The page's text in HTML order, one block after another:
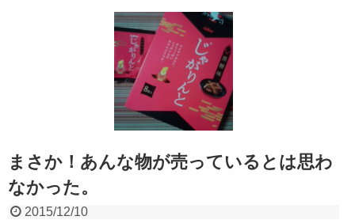
まさか！あんな物が売っているとは思わ
なかった。
2015/12/10